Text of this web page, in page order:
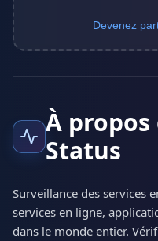
Devenez
À
Status
Surveillance des services
services en ligne,
dans le monde entier.